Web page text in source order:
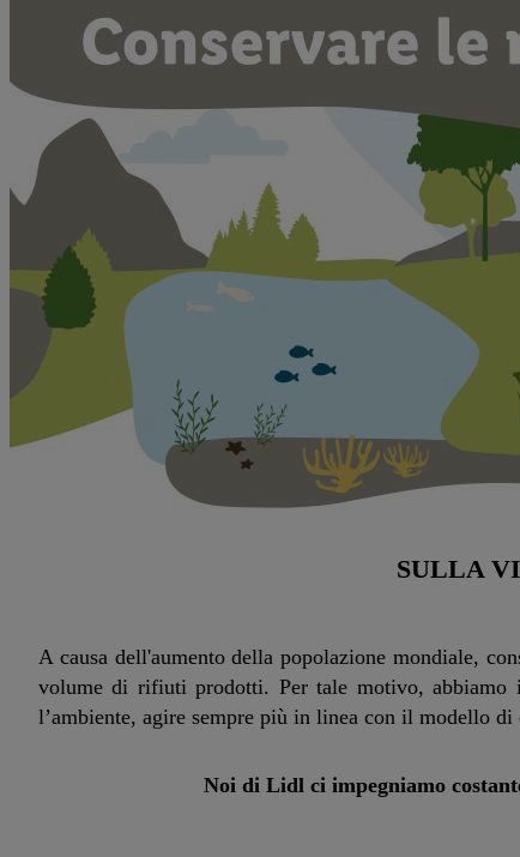
SULLA
A causa dell'aumento della popolazione mondiale,
volume di rifiuti prodotti. Per tale motivo, abbiamo
l’ambiente, agire sempre più in linea con il modello
Noi di Lidl ci impegniamo